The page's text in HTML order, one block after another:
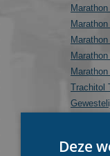
Trachitol
Deze